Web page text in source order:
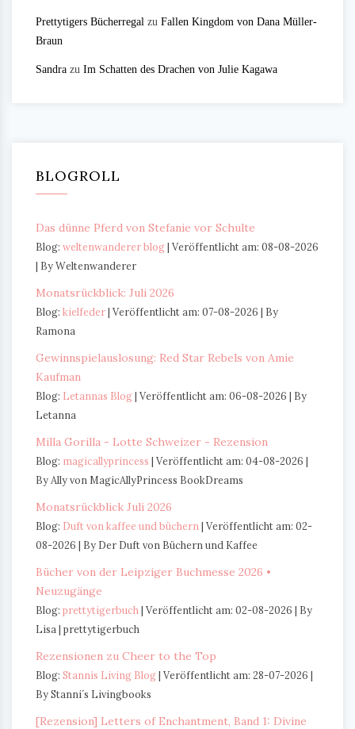
Prettytigers Bücherregal zu Fallen Kingdom von Dana Müller-
Braun
Sandra zu Im Schatten des Drachen von Julie Kagawa
BLOGROLL
Das dünne Pferd von Stefanie vor Schulte
Blog: weltenwanderer blog Veröffentlicht am: 08-08-2026
By Weltenwanderer
Monatsrückblick: Juli 2026
Blog: kielfeder Veröffentlicht am: 07-08-2026
By
Ramona
Gewinnspielauslosung: Red Star Rebels von Amie
Kaufman
Blog: Letannas Blog Veröffentlicht am: 06-08-2026
By
Letanna
Milla Gorilla - Lotte Schweizer - Rezension
Blog: magicallyprincess
Veröffentlicht am: 04-08-2026
By Ally von MagicAllyPrincess BookDreams
Monatsrückblick Juli 2026
Blog: Duft von kaffee und büchern
Veröffentlicht am: 02-
08-2026
By Der Duft von Büchern und Kaffee
Bücher von der Leipziger Buchmesse 2026 •
Neuzugänge
Blog: prettytigerbuch Veröffentlicht am: 02-08-2026
By
Lisa | prettytigerbuch
Rezensionen zu Cheer to the Top
Blog: Stannis Living Blog Veröffentlicht am: 28-07-2026
By Stanni´s Livingbooks
[Rezension] Letters of Enchantment, Band 1: Divine